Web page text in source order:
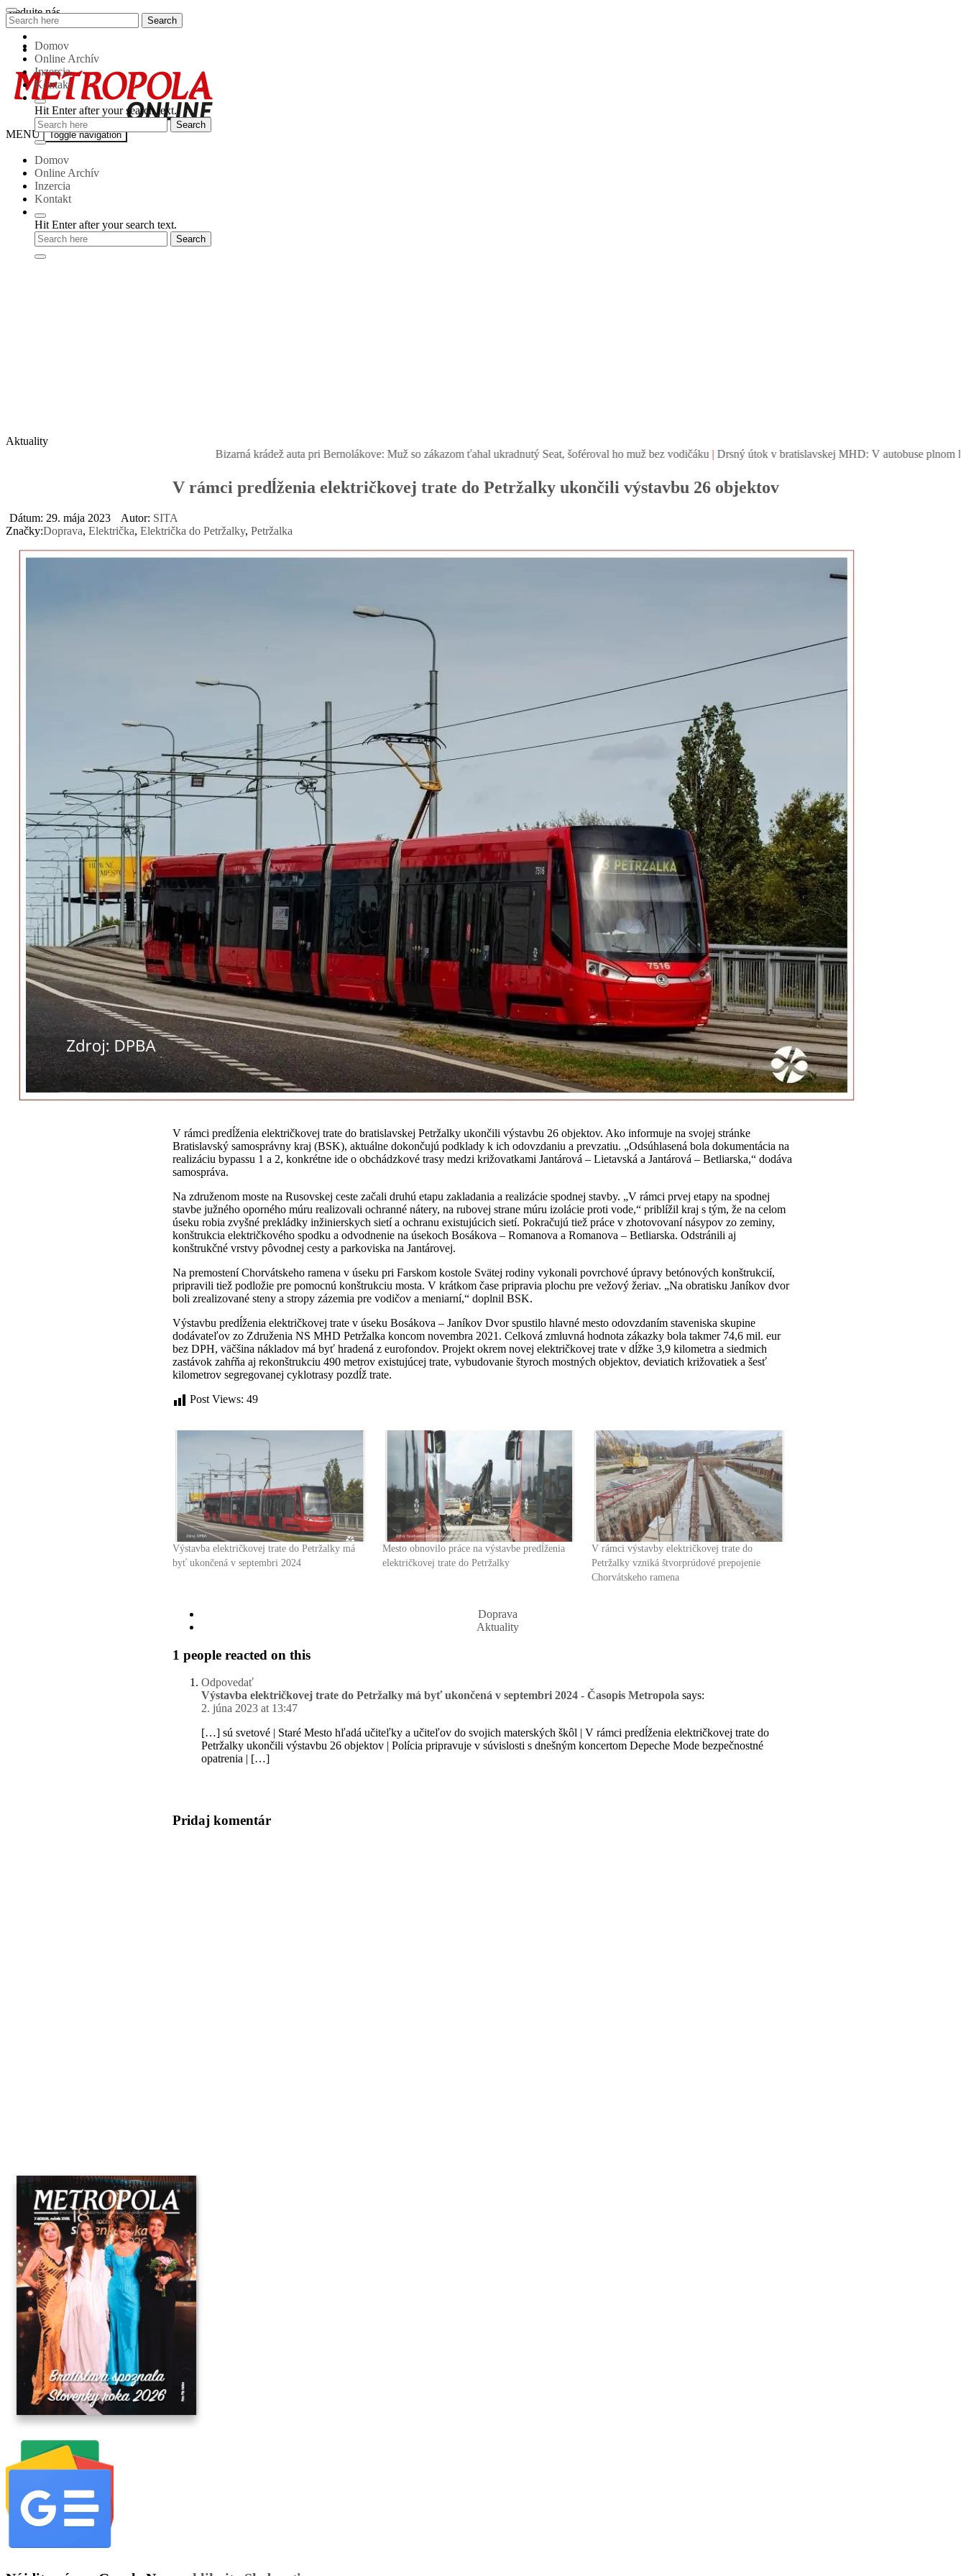
Skip
to
content
Sledujte nás
Metropola-
MENU Toggle navigation
Domov
Online Archív
Inzercia
Kontakt
Hit Enter after your search text.
Search
for:
Search
Domov
Online Archív
Inzercia
Kontakt
Hit Enter after your search text.
Aktuality
Bizarná krádež auta pri Bernolákove: Muž so zákazom ťahal ukradnutý Seat, šoféroval ho muž bez vodičáku| Drsný útok v bratislavskej MHD: V autobuse plnom ľudí
V rámci predĺženia električkovej trate do Petržalky ukončili výstavbu 26 objektov
Dátum: 29. mája 2023 Autor: SITA
Značky:Doprava, Električka, Električka do Petržalky, Petržalka
V rámci predĺženia električkovej trate do bratislavskej Petržalky ukončili výstavbu 26 objektov. Ako informuje na svojej stránke
Bratislavský samosprávny kraj (BSK), aktuálne dokončujú podklady k ich odovzdaniu a prevzatiu. „Odsúhlasená bola dokumentácia na
realizáciu bypassu 1 a 2, konkrétne ide o obchádzkové trasy medzi križovatkami Jantárová – Lietavská a Jantárová – Betliarska,“ dodáva
samospráva.
Na združenom moste na Rusovskej ceste začali druhú etapu zakladania a realizácie spodnej stavby. „V rámci prvej etapy na spodnej
stavbe južného oporného múru realizovali ochranné nátery, na rubovej strane múru izolácie proti vode,“ priblížil kraj s tým, že na celom
úseku robia zvyšné prekládky inžinierskych sietí a ochranu existujúcich sietí. Pokračujú tiež práce v zhotovovaní násypov zo zeminy,
konštrukcia električkového spodku a odvodnenie na úsekoch Bosákova – Romanova a Romanova – Betliarska. Odstránili aj
konštrukčné vrstvy pôvodnej cesty a parkoviska na Jantárovej.
Na premostení Chorvátskeho ramena v úseku pri Farskom kostole Svätej rodiny vykonali povrchové úpravy betónových konštrukcií,
pripravili tiež podložie pre pomocnú konštrukciu mosta. V krátkom čase pripravia plochu pre vežový žeriav. „Na obratisku Janíkov dvor
boli zrealizované steny a stropy zázemia pre vodičov a meniarní,“ doplnil BSK.
Výstavbu predĺženia električkovej trate v úseku Bosákova – Janíkov Dvor spustilo hlavné mesto odovzdaním staveniska skupine
dodávateľov zo Združenia NS MHD Petržalka koncom novembra 2021. Celková zmluvná hodnota zákazky bola takmer 74,6 mil. eur
bez DPH, väčšina nákladov má byť hradená z eurofondov. Projekt okrem novej električkovej trate v dĺžke 3,9 kilometra a siedmich
zastávok zahŕňa aj rekonštrukciu 490 metrov existujúcej trate, vybudovanie štyroch mostných objektov, deviatich križovatiek a šesť
kilometrov segregovanej cyklotrasy pozdĺž trate.
Post Views: 49
Výstavba električkovej trate do Petržalky má
byť ukončená v septembri 2024
Mesto obnovilo práce na výstavbe predĺženia
električkovej trate do Petržalky
V rámci výstavby električkovej trate do
Petržalky vzniká štvorprúdové prepojenie
Chorvátskeho ramena
Doprava
Aktuality
1 people reacted on this
Odpovedať
Výstavba električkovej trate do Petržalky má byť ukončená v septembri 2024 - Časopis Metropola says:
2. júna 2023 at 13:47
[…] sú svetové | Staré Mesto hľadá učiteľky a učiteľov do svojich materských škôl | V rámci predĺženia električkovej trate do
Petržalky ukončili výstavbu 26 objektov | Polícia pripravuje v súvislosti s dnešným koncertom Depeche Mode bezpečnostné
opatrenia | […]
Pridaj komentár